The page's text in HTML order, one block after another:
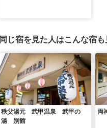
同じ宿を見た人はこんな宿
秩父湯元 武甲温泉 武甲の
湯 別館
両